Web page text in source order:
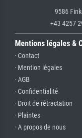
9586
+43 4257
Mentions légales &
· Contact
· Mention légales
· AGB
· Confidentialité
· Droit de rétractation
· Plaintes
· A propos de nous